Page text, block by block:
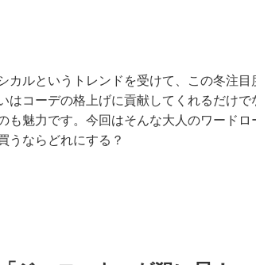
カルというトレンドを受けて、この冬注
はコーデの格上げに貢献してくれるだけ
も魅力です。今回はそんな大人のワード
うならどれにする？